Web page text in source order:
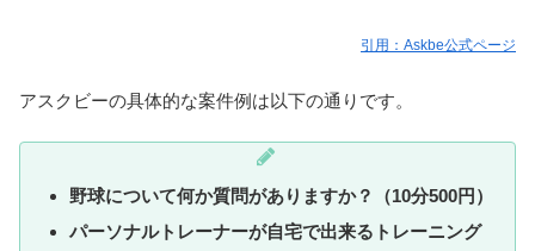
引用：Askbe公式ページ
アスクビーの具体的な案件例は以下の通りです。
野球について何か質問がありますか？（10分500円）
パーソナルトレーナーが自宅で出来るトレーニング